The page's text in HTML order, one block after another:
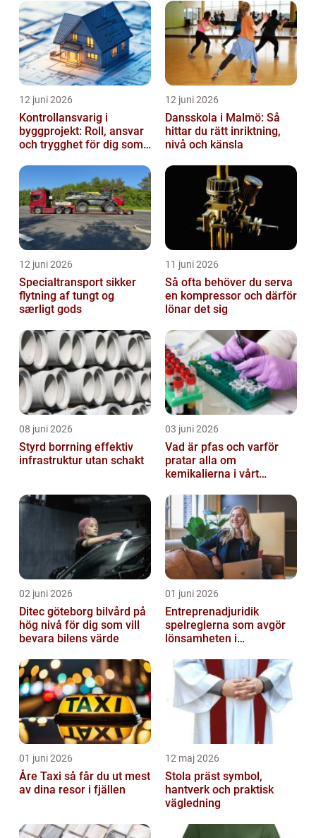
12 juni 2026
Kontrollansvarig i
byggprojekt: Roll, ansvar
och trygghet för dig som
12 juni 2026
Dansskola i Malmö: Så
hittar du rätt inriktning,
nivå och känsla
12 juni 2026
Specialtransport sikker
flytning af tungt og
særligt gods
11 juni 2026
Så ofta behöver du serva
en kompressor och därför
lönar det sig
08 juni 2026
Styrd borrning effektiv
infrastruktur utan schakt
03 juni 2026
Vad är pfas och varför
pratar alla om
kemikalierna i vårt
02 juni 2026
Ditec göteborg bilvård på
hög nivå för dig som vill
bevara bilens värde
01 juni 2026
Entreprenadjuridik
spelreglerna som avgör
lönsamheten i
01 juni 2026
Åre Taxi så får du ut mest
av dina resor i fjällen
12 maj 2026
Stola präst symbol,
hantverk och praktisk
vägledning